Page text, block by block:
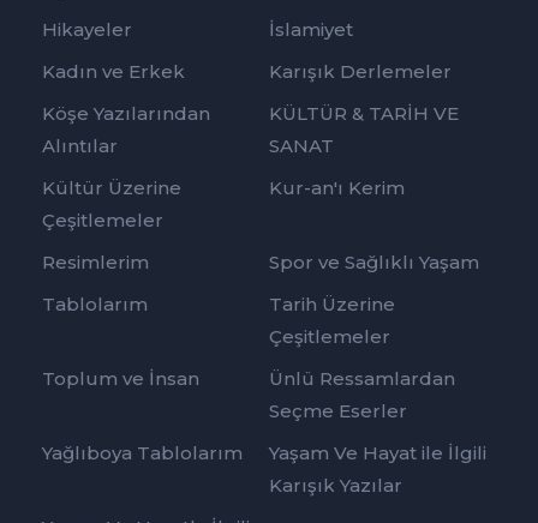
Hikayeler
İslamiyet
Kadın ve Erkek
Karışık Derlemeler
Köşe Yazılarından
Alıntılar
KÜLTÜR & TARİH VE
SANAT
Kültür Üzerine
Çeşitlemeler
Kur-an'ı Kerim
Resimlerim
Spor ve Sağlıklı Yaşam
Tablolarım
Tarih Üzerine
Çeşitlemeler
Toplum ve İnsan
Ünlü Ressamlardan
Seçme Eserler
Yağlıboya Tablolarım
Yaşam Ve Hayat ile İlgili
Karışık Yazılar